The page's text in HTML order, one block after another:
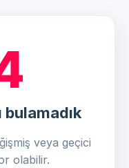
bulamadık
veya geçici
olabilir.